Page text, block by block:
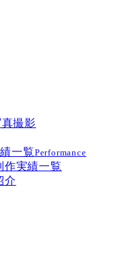
撮影
一覧Performance
作実績一覧
介